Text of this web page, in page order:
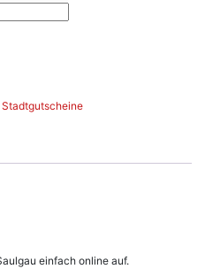
Stadtgutscheine
einfach online auf.